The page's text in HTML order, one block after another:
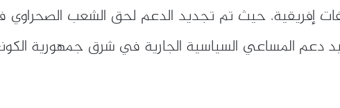
إفريقية، حيث تم تجديد الدعم لحق الشعب الصحراوي
دعم المساعي السياسية الجارية في شرق جمهورية